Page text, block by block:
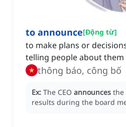
to announce[Động từ]
to make plans or
telling people about them
thông báo, công bố
Ex: The CEO announces the
results during the board